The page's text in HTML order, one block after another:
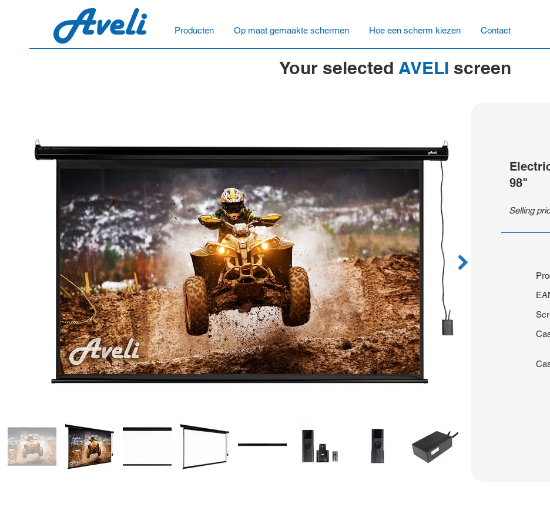
Producten Op maat gemaakte schermen Hoe een scherm kiezen Contact
Your selected AVELI screen
98"
Selling